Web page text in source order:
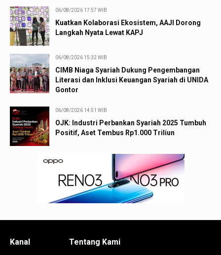
06/08/2026 17:57 WIB
Kuatkan Kolaborasi Ekosistem, AAJI Dorong
Langkah Nyata Lewat KAPJ
06/08/2026 15:32 WIB
CIMB Niaga Syariah Dukung Pengembangan
Literasi dan Inklusi Keuangan Syariah di UNIDA
Gontor
06/08/2026 14:51 WIB
OJK: Industri Perbankan Syariah 2025 Tumbuh
Positif, Aset Tembus Rp1.000 Triliun
Kanal Tentang Kami